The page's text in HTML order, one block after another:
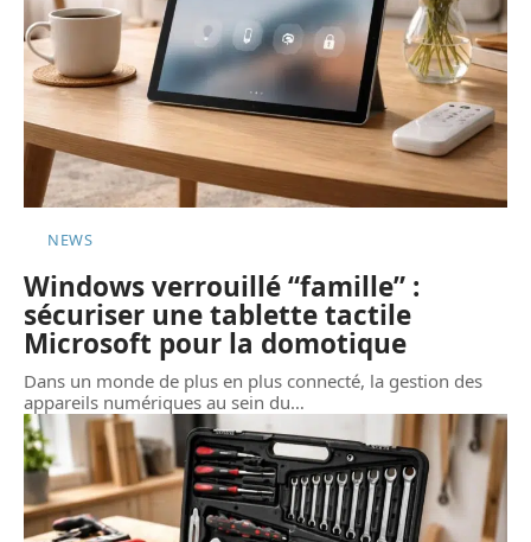
NEWS
Windows verrouillé “famille” :
sécuriser une tablette tactile
Microsoft pour la domotique
Dans un monde de plus en plus connecté, la gestion des
appareils numériques au sein du…